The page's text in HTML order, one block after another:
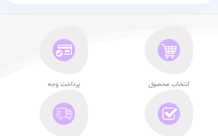
انتخاب محصول پرداخت وجه